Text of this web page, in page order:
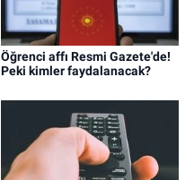
Öğrenci affı Resmi Gazete'de!
Peki kimler faydalanacak?